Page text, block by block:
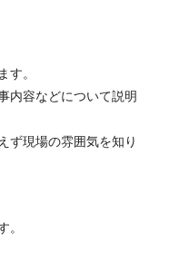
す。
内容などについて説明
ず現場の雰囲気を知り
。